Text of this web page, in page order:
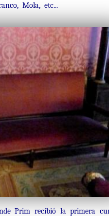
Mola, etc...
Prim recibió la primera